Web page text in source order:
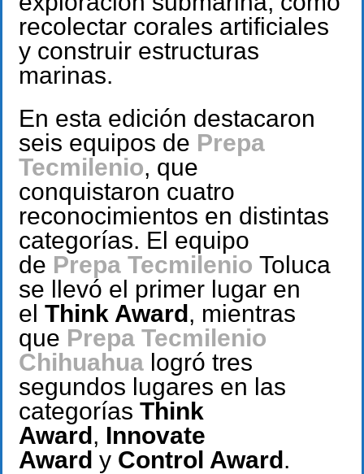
recolectar corales artificiales
y construir estructuras
marinas.
En esta edición destacaron
seis equipos de Prepa
Tecmilenio, que
conquistaron cuatro
reconocimientos en distintas
categorías. El equipo
de Prepa Tecmilenio Toluca
se llevó el primer lugar en
el Think Award, mientras
que Prepa Tecmilenio
Chihuahua logró tres
segundos lugares en las
categorías Think
Award, Innovate
Award y Control Award.